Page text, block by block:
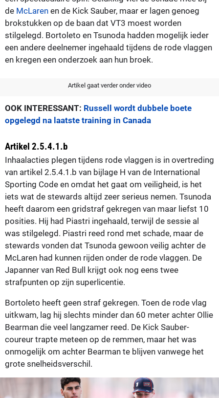
de McLaren en de Kick Sauber, maar er lagen genoeg
brokstukken op de baan dat VT3 moest worden
stilgelegd. Bortoleto en Tsunoda hadden mogelijk ieder
een andere deelnemer ingehaald tijdens de rode vlaggen
en kregen een onderzoek aan hun broek.
Artikel gaat verder onder video
OOK INTERESSANT: Russell wordt dubbele boete
opgelegd na laatste training in Canada
Artikel 2.5.4.1.b
Inhaalacties plegen tijdens rode vlaggen is in overtreding
van artikel 2.5.4.1.b van bijlage H van de International
Sporting Code en omdat het gaat om veiligheid, is het
iets wat de stewards altijd zeer serieus nemen. Tsunoda
heeft daarom een gridstraf gekregen van maar liefst 10
posities. Hij had Piastri ingehaald, terwijl de sessie al
was stilgelegd. Piastri reed rond met schade, maar de
stewards vonden dat Tsunoda gewoon veilig achter de
McLaren had kunnen rijden onder de rode vlaggen. De
Japanner van Red Bull krijgt ook nog eens twee
strafpunten op zijn superlicentie.
Bortoleto heeft geen straf gekregen. Toen de rode vlag
uitkwam, lag hij slechts minder dan 60 meter achter Ollie
Bearman die veel langzamer reed. De Kick Sauber-
coureur trapte meteen op de remmen, maar het was
onmogelijk om achter Bearman te blijven vanwege het
grote snelheidsverschil.